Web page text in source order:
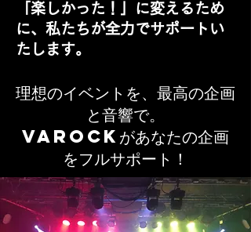
「楽しかった！」に変えるため
に、私たちが全力でサポートい
たします。
理想のイベントを、最高の企画
と音響で。
VAROCKがあなたの企画
をフルサポート！